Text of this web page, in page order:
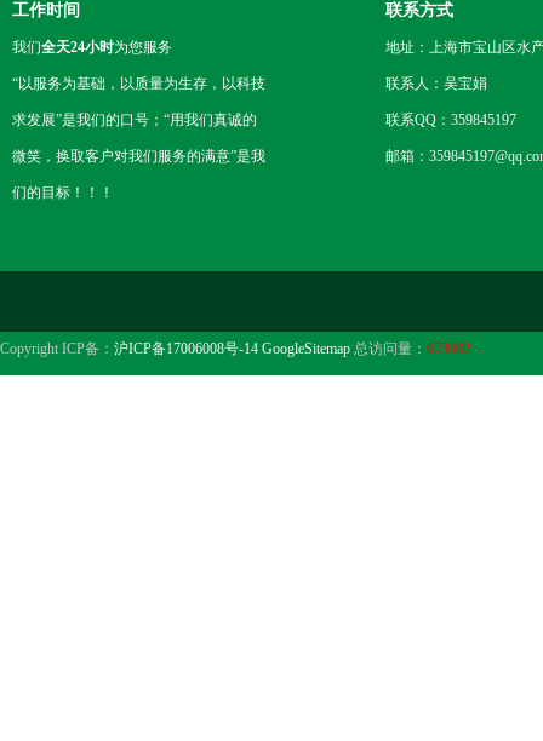
工作时间
我们全天24小时为您服务
“以服务为基础，以质量为生存，以科技
求发展”是我们的口号；“用我们真诚的
微笑，换取客户对我们服务的满意”是我
们的目标！！！
联系方式
地址：上海市宝山区水
联系人：吴宝娟
联系QQ：359845197
邮箱：
Copyright ICP备： 沪ICP备17006008号-14 GoogleSitemap 总访问量： 673002